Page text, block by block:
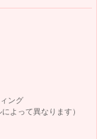
ング
よって異なります）